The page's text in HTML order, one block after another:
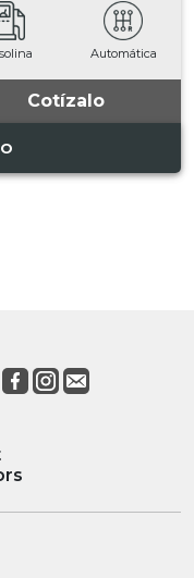
Automática
Cotízalo